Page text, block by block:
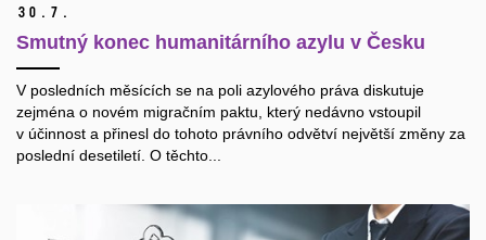
30. 7.
Smutný konec humanitárního azylu v Česku
V posledních měsících se na poli azylového práva diskutuje
zejména o novém migračním paktu, který nedávno vstoupil
v účinnost a přinesl do tohoto právního odvětví největší změny za
poslední desetiletí. O těchto...